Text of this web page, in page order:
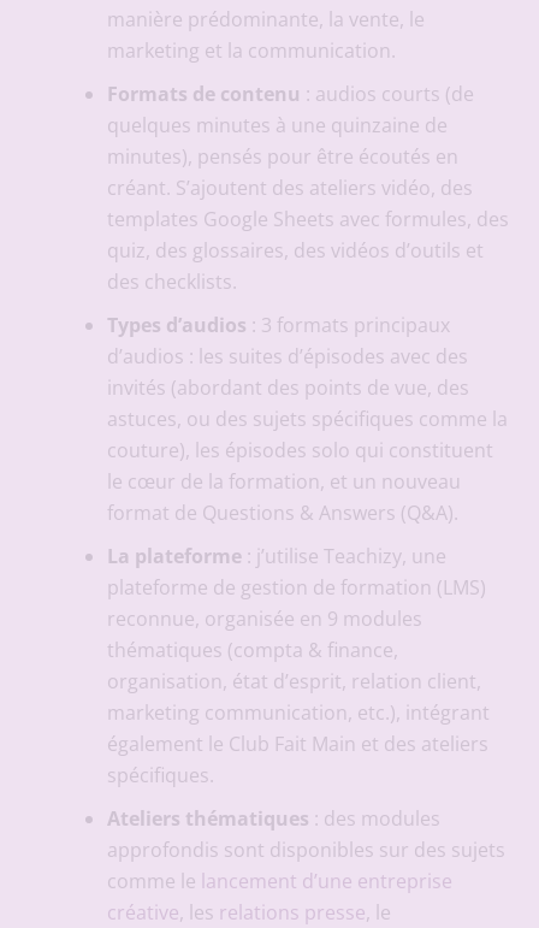
manière prédominante, la vente, le
marketing et la communication.
Formats de contenu : audios courts (de
quelques minutes à une quinzaine de
minutes), pensés pour être écoutés en
créant. S’ajoutent des ateliers vidéo, des
templates Google Sheets avec formules, des
quiz, des glossaires, des vidéos d’outils et
des checklists.
Types d’audios : 3 formats principaux
d’audios : les suites d’épisodes avec des
invités (abordant des points de vue, des
astuces, ou des sujets spécifiques comme la
couture), les épisodes solo qui constituent
le cœur de la formation, et un nouveau
format de Questions & Answers (Q&A).
La plateforme: j’utilise Teachizy, une
plateforme de gestion de formation (LMS)
reconnue, organisée en 9 modules
thématiques (compta & finance,
organisation, état d’esprit, relation client,
marketing communication, etc.), intégrant
également le Club Fait Main et des ateliers
spécifiques.
Ateliers thématiques : des modules
approfondis sont disponibles sur des sujets
comme le lancement d’une entreprise
créative, les relations presse, le